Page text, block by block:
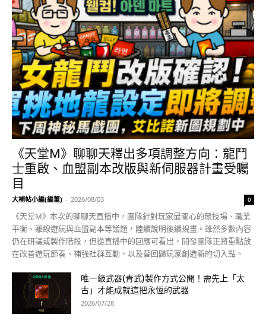
《天堂M》聊聊天釋出多項調整方向：龍鬥
士重啟、血盟副本改版與新伺服器計畫受矚
目
大補帖小編(編董) - 2026/08/03 0
《天堂M》本次的聊聊天直播中，團隊針對玩家最關心的競技場、職業
平衡、離線遊玩與血盟副本等議題，陸續說明後續規畫。雖然多數內容
仍在研議或製作階段，但從直播中的回應可看出，開發團隊正將重點放
在改善遊玩節奏、補強社群互動，以及替回歸玩家創造新的切入點。
唯一級武器(青武)製作方式公開！需先上「太
古」才能成就這把永恆的武器
2026/07/28